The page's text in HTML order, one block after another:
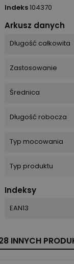
Indeks104370
Arkusz danych
Długość całkowita
Zastosowanie
Średnica
Długość robocza
Typ mocowania
Typ produktu
Indeksy
EAN13
INNYCH